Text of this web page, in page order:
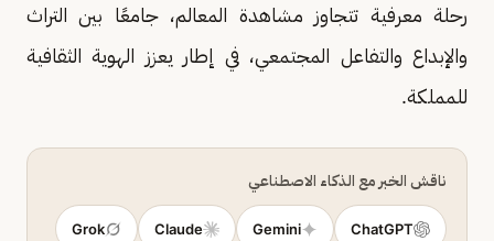
رحلة معرفية تتجاوز مشاهدة المعالم، جامعًا بين التراث
والإبداع والتفاعل المجتمعي، في إطار يعزز الهوية الثقافية
للمملكة.
ناقش الخبر مع الذكاء الاصطناعي
ChatGPT
Gemini
Claude
Grok